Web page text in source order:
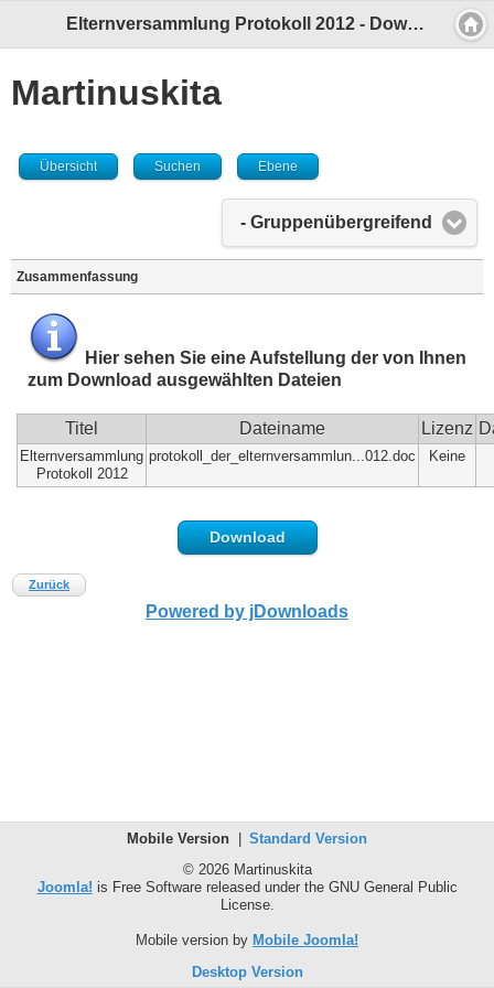
Elternversammlung Protokoll 2012 - Download Zusammenfassung
Martinuskita
Übersicht Suchen Ebene
- Gruppenübergreifend
Zusammenfassung
Hier sehen Sie eine Aufstellung der von Ihnen
zum Download ausgewählten Dateien
Titel Dateiname Lizenz
Elternversammlung
Protokoll 2012
protokoll_der_elternversammlun...012.doc Keine
Download
Zurück
Powered by jDownloads
Mobile Version | Standard Version
© 2026 Martinuskita
Joomla! is Free Software released under the GNU General Public
License.
Mobile version by Mobile Joomla!
Desktop Version